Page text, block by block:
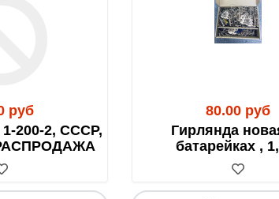
документом является СНТ
руб
200-2, СССР,
80.00 руб
Гирлянда
батарейках ,